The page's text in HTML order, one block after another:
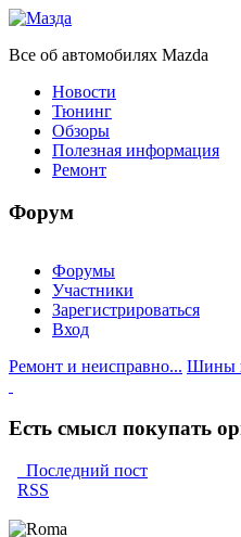
Все об автомобилях Mazda
Новости
Тюнинг
Обзоры
Полезная информация
Ремонт
Форум
Форумы
Участники
Зарегистрироваться
Вход
Ремонт и неисправно... Шины
Есть смысл покупать
Последний пост
RSS